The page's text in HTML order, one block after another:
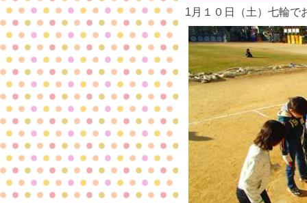
1月１０日（土）七輪で